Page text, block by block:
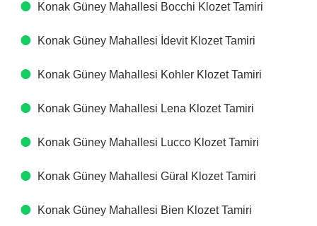
Konak Güney Mahallesi Bocchi Klozet Tamiri
Konak Güney Mahallesi İdevit Klozet Tamiri
Konak Güney Mahallesi Kohler Klozet Tamiri
Konak Güney Mahallesi Lena Klozet Tamiri
Konak Güney Mahallesi Lucco Klozet Tamiri
Konak Güney Mahallesi Güral Klozet Tamiri
Konak Güney Mahallesi Bien Klozet Tamiri